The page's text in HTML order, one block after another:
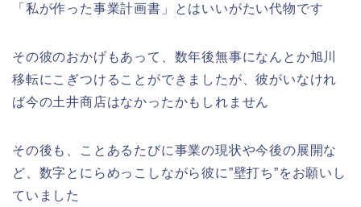
「私が作った事業計画書」とはいいがたい代物です
その彼のおかげもあって、数年後無事になんとか旭川
移転にこぎつけることができましたが、彼がいなけれ
ば今の土井商店はなかったかもしれません
その後も、ことあるたびに事業の現状や今後の展開な
ど、数字とにらめっこしながら彼に”壁打ち”をお願いし
ていました